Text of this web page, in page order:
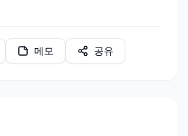
메모 공유